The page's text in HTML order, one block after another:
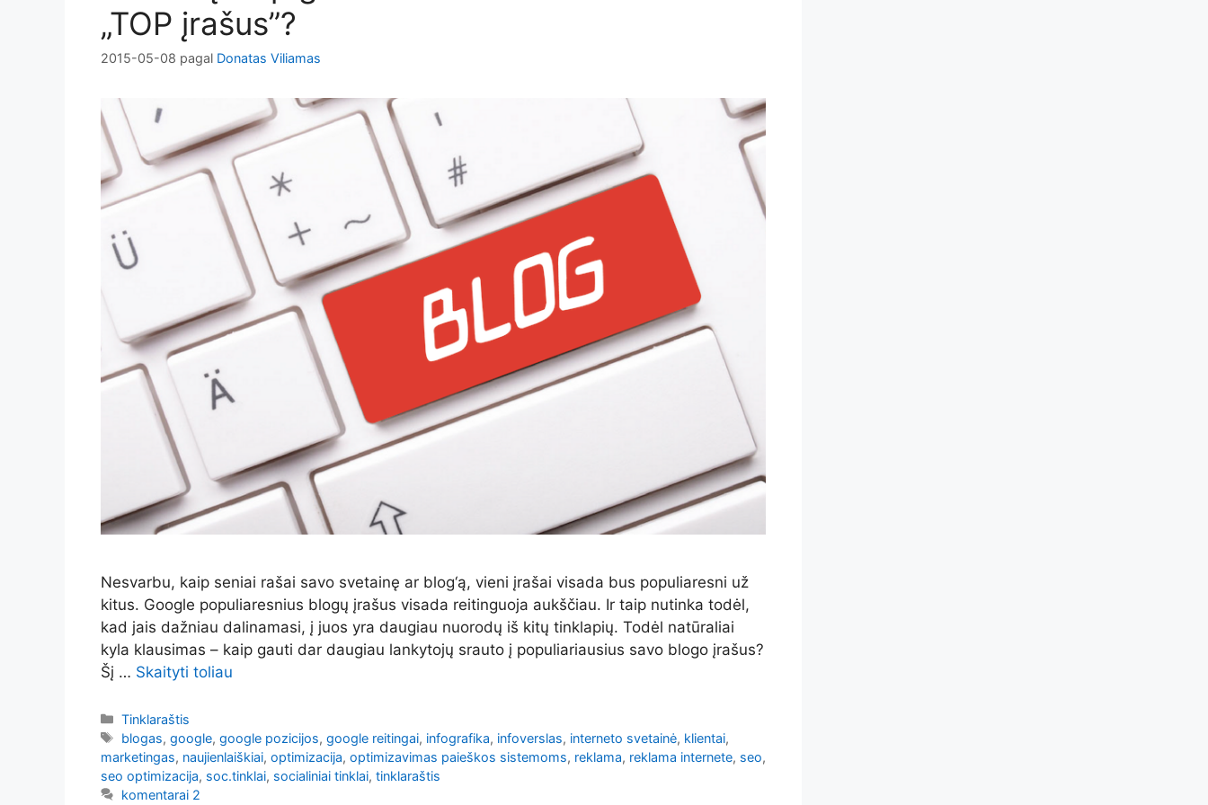
„TOP įrašus”?
2015-05-08 pagal Donatas Viliamas
Nesvarbu, kaip seniai rašai savo svetainę ar blog‘ą, vieni įrašai visada bus populiaresni už
kitus. Google populiaresnius blogų įrašus visada reitinguoja aukščiau. Ir taip nutinka todėl,
kad jais dažniau dalinamasi, į juos yra daugiau nuorodų iš kitų tinklapių. Todėl natūraliai
kyla klausimas – kaip gauti dar daugiau lankytojų srauto į populiariausius savo blogo įrašus?
Šį … Skaityti toliau
Kategorijos
Tinklaraštis
Žymos
blogas,google,google pozicijos,google reitingai, infografika, infoverslas, interneto svetainė, klientai,
marketingas, naujienlaiškiai, optimizacija, optimizavimas paieškos sistemoms, reklama, reklama internete, seo,
seo optimizacija, soc.tinklai, socialiniai tinklai, tinklaraštis
komentarai 2